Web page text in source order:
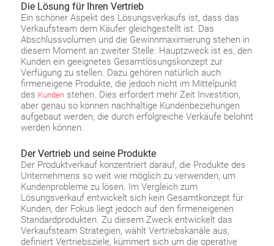
Die Lösung für Ihren Vertrieb
Ein schöner Aspekt des Lösungsverkaufs ist, dass das
Verkaufsteam dem Käufer gleichgestellt ist. Das
Abschlussvolumen und die Gewinnmaximierung stehen in
diesem Moment an zweiter Stelle. Hauptzweck ist es, den
Kunden ein geeignetes Gesamtlösungskonzept zur
Verfügung zu stellen. Dazu gehören natürlich auch
firmeneigene Produkte, die jedoch nicht im Mittelpunkt
des Kundenstehen. Dies erfordert mehr Zeit Investition,
aber genau so können nachhaltige Kundenbeziehungen
aufgebaut werden, die durch erfolgreiche Verkäufe belohnt
werden können.
Der Vertrieb und seine Produkte
Der Produktverkauf konzentriert darauf, die Produkte des
Unternehmens so weit wie möglich zu verwenden, um
Kundenprobleme zu lösen. Im Vergleich zum
Lösungsverkauf entwickelt sich kein Gesamtkonzept für
Kunden, der Fokus liegt jedoch auf den firmeneigenen
Standardprodukten. Zu diesem Zweck entwickelt das
Verkaufsteam Strategien, wählt Vertriebskanäle aus,
definiert Vertriebsziele, kümmert sich um die operative